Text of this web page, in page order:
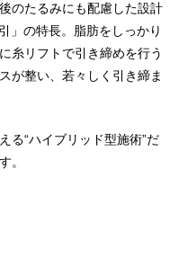
のたるみにも配慮した設計
」の特長。脂肪をしっかり
糸リフトで引き締めを行う
が整い、若々しく引き締ま
る“ハイブリッド型施術”だ
。